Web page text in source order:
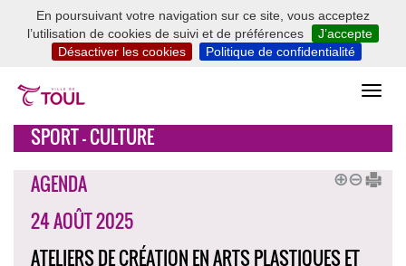
En poursuivant votre navigation sur ce site, vous acceptez
l’utilisation de cookies de suivi et de préférences
J’accepte
Désactiver les cookies
Politique de confidentialité
SPORT - CULTURE
AGENDA
24 AOÛT 2025
ATELIERS DE CRÉATION EN ARTS PLASTIQUES ET